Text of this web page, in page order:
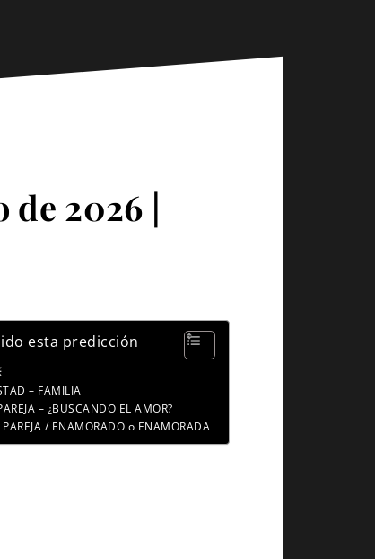
de 2026 |
esta predicción
– FAMILIA
– ¿BUSCANDO EL AMOR?
PAREJA / ENAMORADO o ENAMORADA